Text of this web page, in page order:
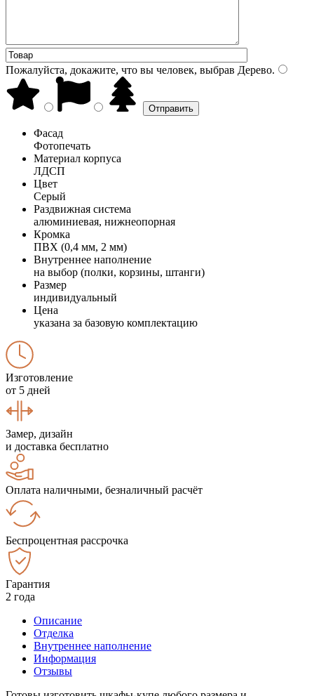
Пожалуйста, докажите, что вы человек, выбрав Дерево.
Фасад
Фотопечать
Материал корпуса
ЛДСП
Цвет
Серый
Раздвижная система
алюминиевая, нижнеопорная
Кромка
ПВХ (0,4 мм, 2 мм)
Внутреннее наполнение
на выбор (полки, корзины, штанги)
Размер
индивидуальный
Цена
указана за базовую комплектацию
Изготовление
от 5 дней
Замер, дизайн
и доставка бесплатно
Оплата наличными, безналичный расчёт
Беспроцентная рассрочка
Гарантия
2 года
Описание
Отделка
Внутреннее наполнение
Информация
Отзывы